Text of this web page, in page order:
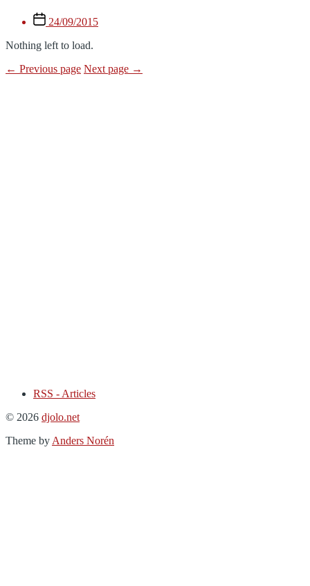
Post
date
24/09/2015
Nothing left to load.
← Previous page Next page →
RSS - Articles
© 2026 djolo.net
Theme by Anders Norén